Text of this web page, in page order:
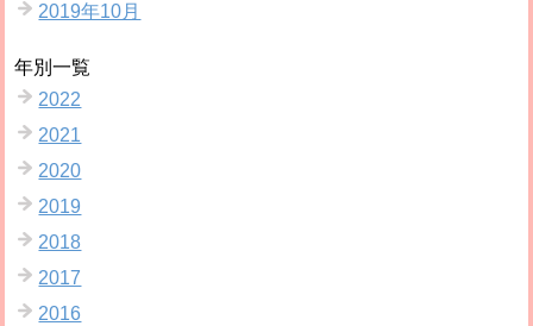
2019年10月
年別一覧
2022
2021
2020
2019
2018
2017
2016